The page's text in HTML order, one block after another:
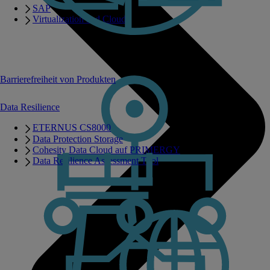
SAP
Virtualization and Cloud
Data Resilience
ETERNUS CS8000
Data Protection Storage
Cohesity Data Cloud auf PRIMERGY
Data Resilience Assessment Tool
Barrierefreiheit von Produkten